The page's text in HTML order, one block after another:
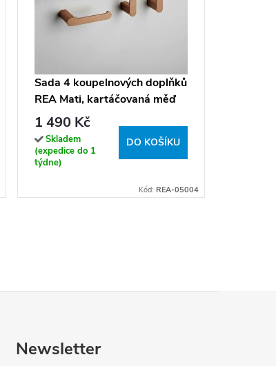
Sada 4 koupelnových doplňků
REA Mati, kartáčovaná měď
1 490 Kč
Skladem
(expedice do 1
týdne)
DO KOŠÍKU
Kód: REA-05004
Newsletter